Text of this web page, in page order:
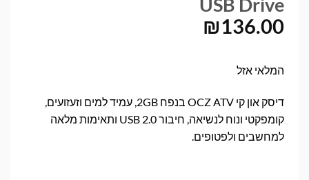
₪136.00
המלאי אזל
דיסק און קי OCZ ATV בנפח 2GB, עמיד למים וזעזועים,
קומפקטי ונוח לנשיאה, חיבור USB 2.0 ותאימות מלאה
למחשבים ולפטופים.